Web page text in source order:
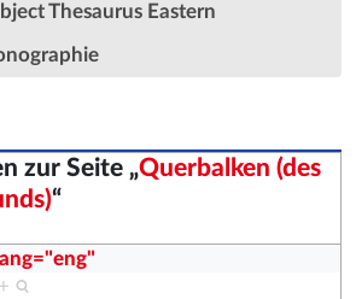
Thesaurus Eastern
zur Seite „Querbalken (des
“
+